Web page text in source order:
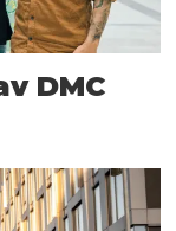
DMC